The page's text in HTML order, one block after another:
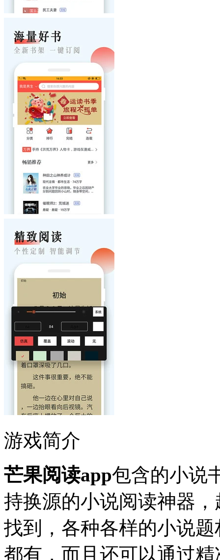
游戏简介
芒果阅读app包含的小说
持换源的小说阅读神器
找到，各种各样的小说
都有，而且还可以通过